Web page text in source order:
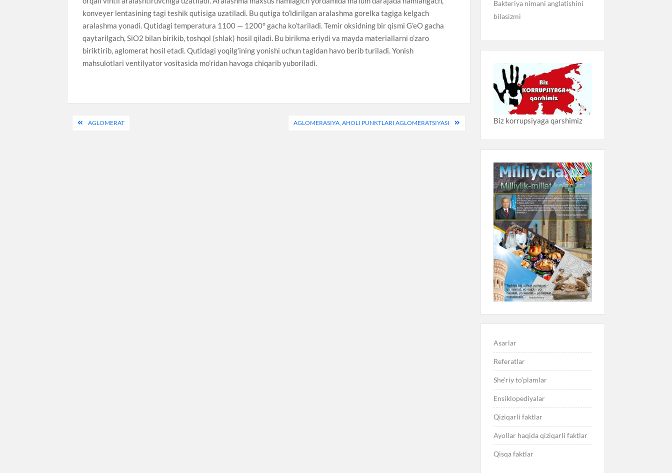
konveyer lentasining tagi teshik qutisiga uzatiladi. Bu qutiga to’ldirilgan aralashma gorelka tagiga kelgach
aralashma yonadi. Qutidagi temperatura 1100 — 1200° gacha ko’tariladi. Temir oksidning bir qismi G’eO gacha
qaytarilgach, SiO2 bilan birikib, toshqol (shlak) hosil qiladi. Bu birikma eriydi va mayda materiallarni o’zaro
biriktirib, aglomerat hosil etadi. Qutidagi yoqilg’ining yonishi uchun tagidan havo berib turiladi. Yonish
mahsulotlari ventilyator vositasida mo’ridan havoga chiqarib yuboriladi.
PostAGLOMERAT AGLOMERASIYA, AHOLI PUNKTLARI AGLOMERATSIYASI
Bakteriya nimani anglatishini
bilasizmi
Biz korrupsiyaga qarshimiz
Asarlar
Referatlar
She’riy to’plamlar
Ensiklopediyalar
Qiziqarli faktlar
Ayollar haqida qiziqarli faktlar
Qisqa faktlar